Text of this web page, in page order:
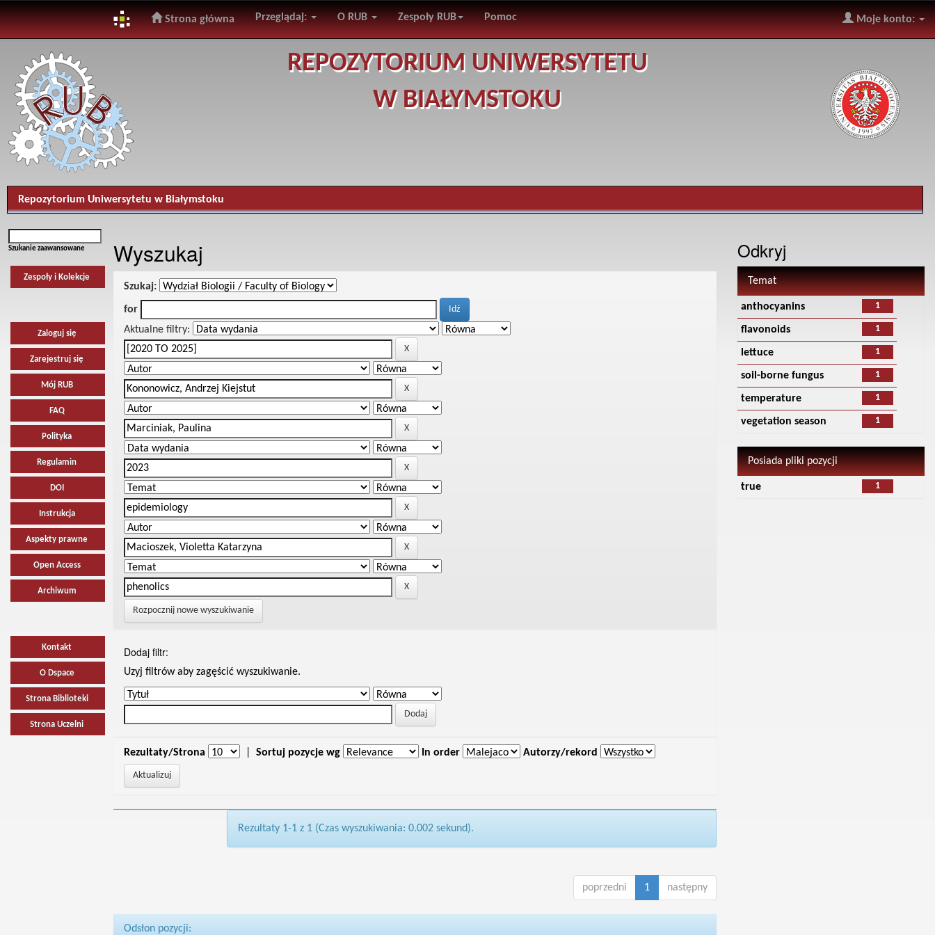
navigation
Strona główna Przeglądaj: O RUB Zespoły RUB Pomoc Moje konto:
REPOZYTORIUM UNIWERSYTETU
W BIAŁYMSTOKU
Repozytorium Uniwersytetu w Białymstoku
Szukanie zaawansowane
Zespoły i Kolekcje
Zaloguj się
Zarejestruj się
Mój RUB
FAQ
Polityka
Regulamin
DOI
Instrukcja
Aspekty prawne
Open Access
Archiwum
Kontakt
O Dspace
Strona Biblioteki
Strona Uczelni
Wyszukaj
Szukaj:
for
Aktualne filtry:
Rozpocznij nowe wyszukiwanie
Dodaj filtr:
Uzyj filtrów aby zagęścić wyszukiwanie.
Rezultaty/Strona Sortuj pozycje wg In order Autorzy/rekord
Rezultaty 1-1 z 1 (Czas wyszukiwania: 0.002 sekund).
poprzedni 1 następny
Odsłon pozycji:
Odkryj
Temat
1
anthocyanins
1
flavonoids
1
lettuce
1
soil-borne fungus
1
temperature
1
vegetation season
Posiada pliki pozycji
1
true